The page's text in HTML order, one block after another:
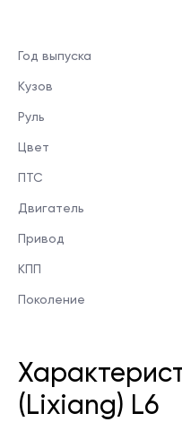
Год выпуска
Кузов
Руль
Цвет
ПТС
Двигатель
Привод
КПП
Поколение
(Lixiang) L6